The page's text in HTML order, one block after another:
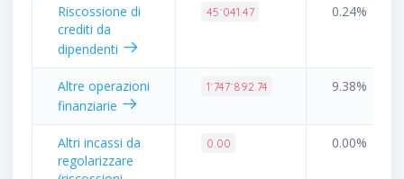
Riscossione di
crediti da
dipendenti
45˙041.47 0.24%
Altre operazioni
finanziarie
1˙747˙892.74 9.38%
Altri incassi da
regolarizzare
0.00 0.00%